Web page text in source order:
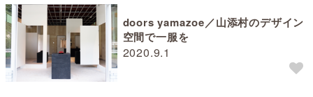
2020.9.1
doors yamazoe／山添村のデザイン
空間で一服を